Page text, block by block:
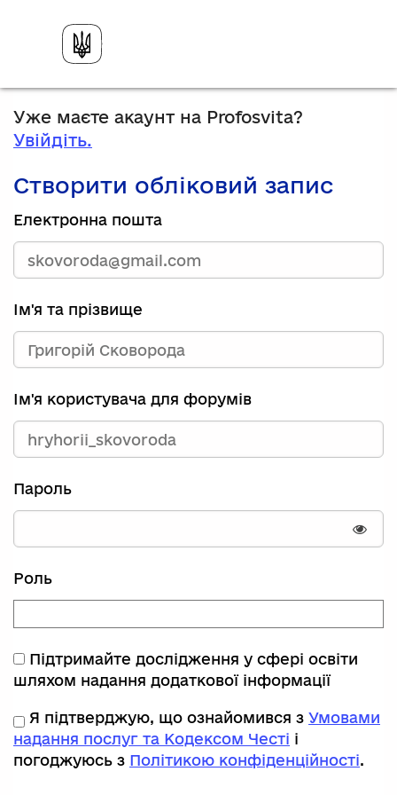
Уже маєте акаунт на Profosvita?
Увійдіть.
Створити обліковий запис
Електронна пошта
Ім'я та прізвище
Ім'я користувача для форумів
Пароль
Роль
Підтримайте дослідження у сфері освіти
шляхом надання додаткової інформації
Я підтверджую, що ознайомився з Умовами
надання послуг та Кодексом Честі і
погоджуюсь з Політикою конфіденційності.